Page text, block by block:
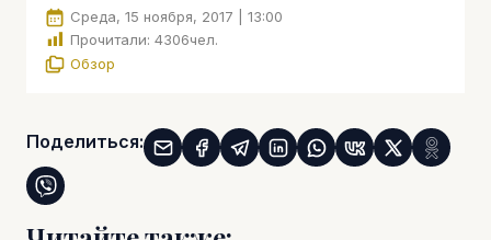
Среда, 15 ноября, 2017 | 13:00
Прочитали: 4306чел.
Обзор
Поделиться: